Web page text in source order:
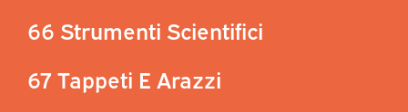
66 Strumenti Scientifici
67 Tappeti E Arazzi